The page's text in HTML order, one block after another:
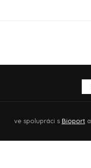
ve spolupráci s Bioporta